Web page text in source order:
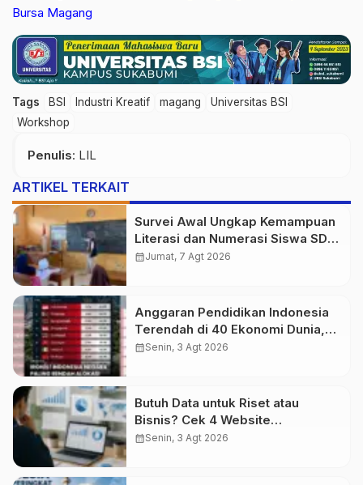
Bursa Magang
Tags BSI Industri Kreatif magang
Universitas BSI
Workshop
Penulis: LIL
ARTIKEL TERKAIT
Survei Awal Ungkap Kemampuan
Literasi dan Numerasi Siswa SDN
Simpenan
calendar_monthJumat, 7 Agt 2026
Anggaran Pendidikan Indonesia
Terendah di 40 Ekonomi Dunia,
Tantangan Akses Pendidikan
calendar_monthSenin, 3 Agt 2026
Butuh Data untuk Riset atau
Bisnis? Cek 4 Website
Terpercaya Ini
calendar_monthSenin, 3 Agt 2026